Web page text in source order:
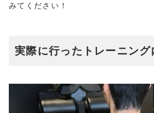
みてください！
実際に行ったトレーニング